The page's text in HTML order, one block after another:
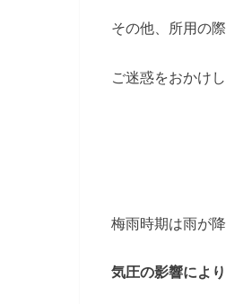
その他、所用の
ご迷惑をおかけ
梅雨時期は雨が
気圧の影響によ